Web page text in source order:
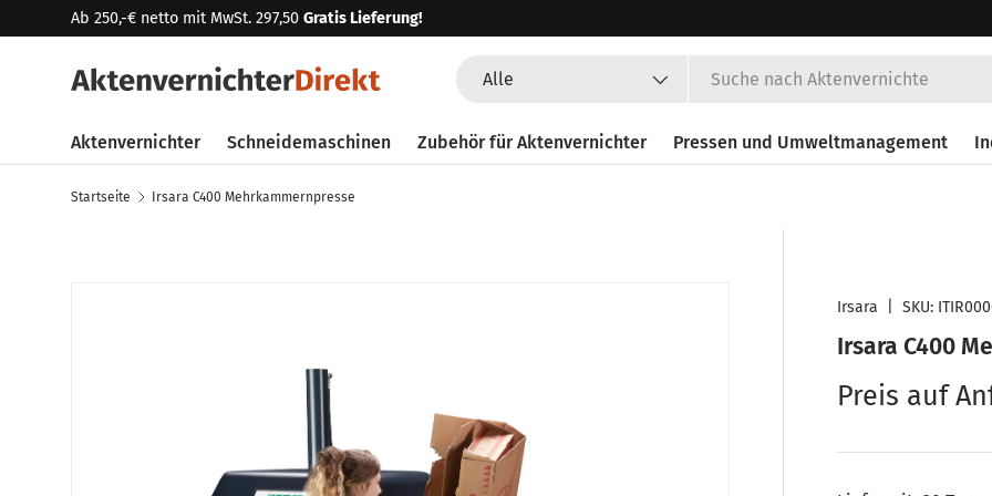
Direkt zum Inhalt
Ab 250,-€ netto mit MwSt. 297,50 Gratis Lieferung!
Suchen
Alle
Aktenvernichter Schneidemaschinen Zubehör für Aktenvernichter Pressen und Umweltmanagement
Startseite Irsara C400 Mehrkammernpresse
Irsara |SKU:
Irsara C400
Preis auf